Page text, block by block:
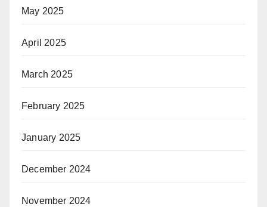
May 2025
April 2025
March 2025
February 2025
January 2025
December 2024
November 2024